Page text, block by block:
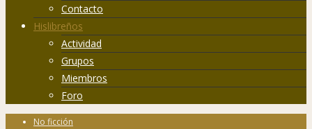
Contacto
Hislibreños
Actividad
Grupos
Miembros
Foro
No ficción